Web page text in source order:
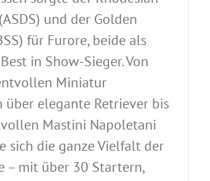
und der Golden
für Furore, beide als
in Show-Sieger. Von
Miniatur
elegante Retriever bis
Mastini Napoletani
sich die ganze Vielfalt der
– mit über 30 Startern,